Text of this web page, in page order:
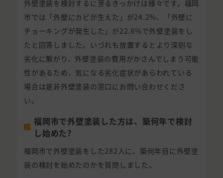
外壁塗装を検討するに至るきっかけは様々です。福岡
市では「外壁にカビが生えた」が24.2%、「外壁に
チョーキングが発生した」が22.8%で外壁塗装をし
たと回答しました。いづれも放置するとより深刻な
劣化に繋がり、外壁塗装の費用がかさんでしまう可能
性があるため、気になる劣化症状があらわれている
場合は是非外壁塗装の窓口にお問い合わせくださ
い。
福岡市で外壁塗装した方は、築何年で検討
し始めた?
福岡市で外壁塗装をした282人に、築何年目に外壁塗
装の検討を始めたのかを質問しました。